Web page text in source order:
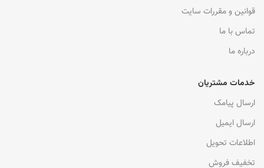
قوانین و مقررات سایت
تماس با ما
درباره ما
خدمات مشتریان
ارسال پیامک
ارسال ایمیل
اطلاعات تحویل
تخفیف فروش